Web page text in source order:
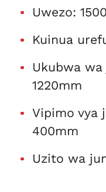
Uwezo:
Kuinua
Ukubwa
1220mm
Vipimo vya
400mm
Uzito wa